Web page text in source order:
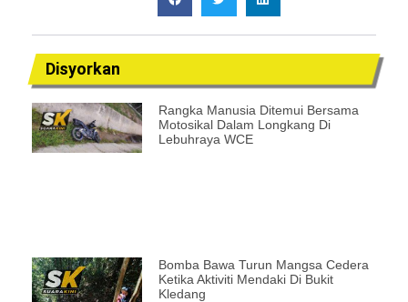
Disyorkan
Rangka Manusia Ditemui Bersama
Motosikal Dalam Longkang Di
Lebuhraya WCE
Bomba Bawa Turun Mangsa Cedera
Ketika Aktiviti Mendaki Di Bukit
Kledang